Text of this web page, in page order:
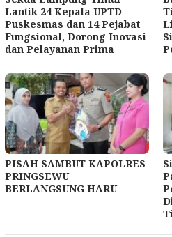
Lantik 24 Kepala UPTD
Puskesmas dan 14 Pejabat
Fungsional, Dorong Inovasi
dan Pelayanan Prima
PISAH SAMBUT KAPOLRES
PRINGSEWU
BERLANGSUNG HARU